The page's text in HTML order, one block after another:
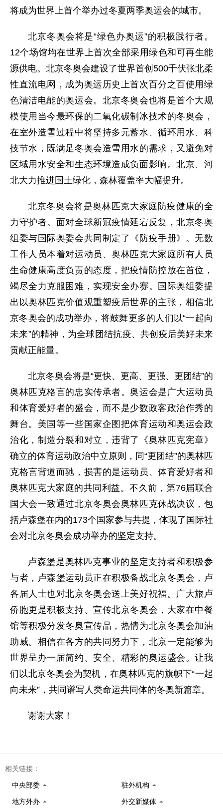
将成为世界上首个举办过冬夏两季奥运会的城市。
北京冬奥会将是“绿色办奥运”的积极践行者。
12个场馆均在世界上首次全部采用绿色和可再生能
源供电。北京冬奥会建设了世界首创500千伏张北柔
性直流电网，成为奥运历史上首次百分之百使用绿
色清洁电能的奥运会。北京冬奥会也将是首个大规
模使用当今最环保的二氧化碳制冰技术的冬奥会，
在室外造雪过程中将坚持多元蓄水、循环用水、科
技节水，既满足冬奥会造雪用水的需求，又避免对
区域用水安全和生态环境造成负面影响。北京、河
北大力推进国土绿化，森林覆盖率大幅提升。
北京冬奥会将是奥林匹克大家庭防疫健康的全
力守护者。面对全球新冠疫情延宕反复，北京冬奥
组委与国际奥委会共同制定了《防疫手册》。无数
工作人员本着对运动员、奥林匹克大家庭所有人员
生命健康高度负责的态度，把疫情防控放在首位，
竭尽全力克服困难，实现安全办赛。国际奥组委提
出以奥林匹克价值观重塑疫后世界的主张，相信北
京冬奥会的成功举办，将鼓舞更多的人们以“一起向
未来”的精神，为全球团结抗疫、共创疫后美好未来
贡献正能量。
北京冬奥会将是“更快、更高、更强、更团结”的
奥林匹克格言的忠实传承者。奥运会是广大运动员
和体育爱好者的盛会，而不是少数政客政治作秀的
舞台。美国等一些国家企图把体育运动和奥运会政
治化，制造分裂和对立，违背了《奥林匹克宪章》
确立的体育运动政治中立原则，同“更团结”的奥林匹
克格言背道而驰，损害的是运动员、体育爱好者和
奥林匹克大家庭的共同利益。不久前，第76届联合
国大会一致通过北京冬奥会奥林匹克休战决议，包
括卢森堡在内的173个国家参与共提，体现了国际社
会对北京冬奥会成功举办的坚定支持。
卢森堡是奥林匹克事业的坚定支持者和积极参
与者，卢森堡运动员正在积极备战北京冬奥会，卢
各届人士也对北京冬奥会送上美好祝福。广大旅卢
侨胞更是积极支持、宣传北京冬奥会，大家在中餐
馆等积极分发冬奥宣传品，热情为北京冬奥会加油
助威。相信在各方的共同努力下，北京一定能够为
世界呈办一届简约、安全、精彩的奥运盛会。让我
们以北京冬奥会为契机，在奥林匹克的旗帜下“一起
向未来”，共同谱写人类命运共同体的冬奥新篇章。
谢谢大家！
相关链接：
中央部委 驻外机构
地方外办 外交新媒体